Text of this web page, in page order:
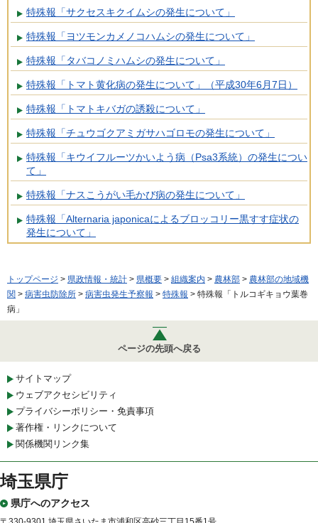
特殊報「サクセスキクイムシの発生について」
特殊報「ヨツモンカメノコハムシの発生について」
特殊報「タバコノミハムシの発生について」
特殊報「トマト黄化病の発生について」（平成30年6月7日）
特殊報「トマトキバガの誘殺について」
特殊報「チュウゴクアミガサハゴロモの発生について」
特殊報「キウイフルーツかいよう病（Psa3系統）の発生につい
て」
特殊報「ナスこうがい毛かび病の発生について」
特殊報「Alternaria japonicaによるブロッコリー黒すす症状の
発生について」
トップページ > 県政情報・統計 > 県概要 > 組織案内 > 農林部 > 農林部の地域機
関 > 病害虫防除所 > 病害虫発生予察報 > 特殊報 > 特殊報「トルコギキョウ葉巻
病」
ページの先頭へ戻る
サイトマップ
ウェブアクセシビリティ
プライバシーポリシー・免責事項
著作権・リンクについて
関係機関リンク集
埼玉県庁
県庁へのアクセス